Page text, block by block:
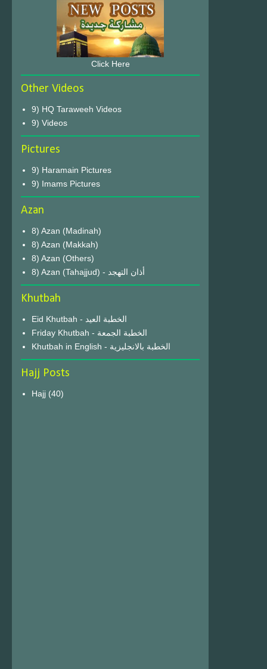
Click Here
Other Videos
9) HQ Taraweeh Videos
9) Videos
Pictures
9) Haramain Pictures
9) Imams Pictures
Azan
8) Azan (Madinah)
8) Azan (Makkah)
8) Azan (Others)
8) Azan (Tahajjud) - أذان التهجد
Khutbah
Eid Khutbah - الخطبة العيد
Friday Khutbah - الخطبة الجمعة
Khutbah in English - الخطبة بالانجليزية
Hajj Posts
Hajj (40)